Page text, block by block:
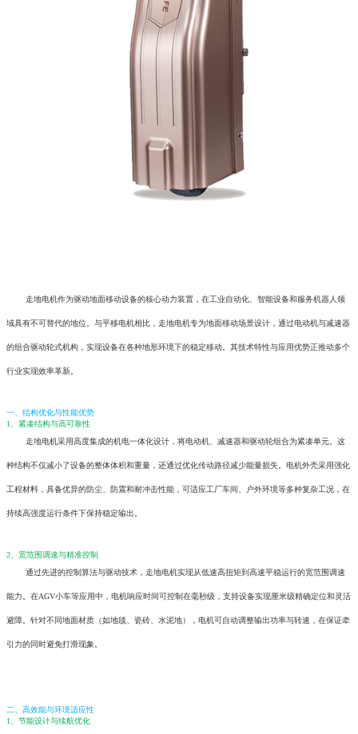
走地电机作为驱动地面移动设备的核心动力装置，在工业自动化、智能设备和服务机器人领
域具有不可替代的地位。与平移电机相比，走地电机专为地面移动场景设计，通过电动机与减速器
的组合驱动轮式机构，实现设备在各种地形环境下的稳定移动。其技术特性与应用优势正推动多个
行业实现效率革新。
一、结构优化与性能优势
1、紧凑结构与高可靠性
走地电机采用高度集成的机电一体化设计，将电动机、减速器和驱动轮组合为紧凑单元。这
种结构不仅减小了设备的整体体积和重量，还通过优化传动路径减少能量损失。电机外壳采用强化
工程材料，具备优异的防尘、防震和耐冲击性能，可适应工厂车间、户外环境等多种复杂工况，在
持续高强度运行条件下保持稳定输出。
2、宽范围调速与精准控制
通过先进的控制算法与驱动技术，走地电机实现从低速高扭矩到高速平稳运行的宽范围调速
能力。在AGV小车等应用中，电机响应时间可控制在毫秒级，支持设备实现厘米级精确定位和灵活
避障。针对不同地面材质（如地毯、瓷砖、水泥地），电机可自动调整输出功率与转速，在保证牵
引力的同时避免打滑现象。
二、高效能与环境适应性
1、节能设计与续航优化